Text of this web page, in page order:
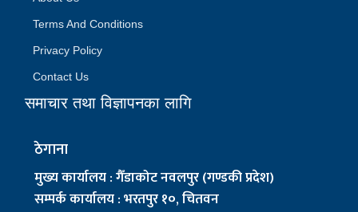
Terms And Conditions
Privacy Policy
Contact Us
समाचार तथा विज्ञापनका लागि
ठेगाना
मुख्य कार्यालय : गैँडाकोट नवलपुर (गण्डकी प्रदेश)
सम्पर्क कार्यालय : भरतपुर १०, चितवन